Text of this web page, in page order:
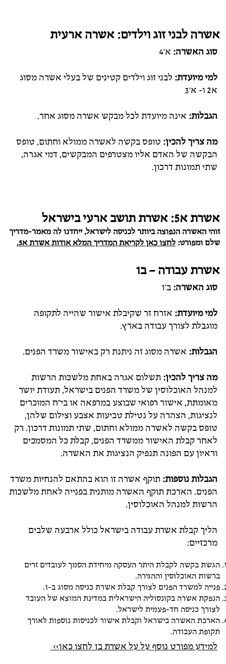
אשרה לבני זוג וילדים: אשרה ארעית
סוג האשרה: א'4
למי מיועדת: לבני זוג וילדים קטינים של בעלי אשרה מסוג
א2 ו- א'3
הגבלות: אינה מיועדת לכל מבקש אשרה מסוג אחר.
מה צריך להכין: טופס בקשה לאשרה ממולא וחתום, טופס
הבקשה של האדם אליו מצטרפים המבקשים, דמי אגרה,
שתי תמונות דרכון.
אשרת א5: אשרת תושב ארעי בישראל
זוהי האשרה הנפוצה ביותר לכניסה לישראל, ייחדנו לה מאמר-מדריך
שלם ומפורט: לחצו כאן לקריאת המדריך המלא אודות אשרת א5.
אשרת עבודה – ב1
סוג האשרה: ב'1
למי מיועדת: אזרח זר שקיבלת אישור שהייה לתקופה
מוגבלת לצורך עבודה בארץ.
הגבלות: אשרה מסוג זה ניתנת רק באישור משרד הפנים.
מה צריך להכין: תשלום אגרה באחת מלשכות הרשות
למנהל האוכלוסין של משרד הפנים בישראל, תעודת יושר
מאומתת, אישור רפואי שבוצע במרפאה או בי"ח המוכרים
לנציגות, הצהרה על נטילת טביעות אצבע וצילום שלהן,
טופס בקשה לאשרה ממולא וחתום, שתי תמונות דרכון. רק
לאחר קבלת האישור ממשרד הפנים, קבלת כל המסמכים
וראיון עם הפונה תנפיק הנציגות את האשרה.
הגבלות נוספות: תוקף אשרה זו הוא בהתאם להנחיות משרד
הפנים. הארכת תוקף האשרה מותנית בפנייה לאחת מלשכות
הרשות למנהל האוכלוסין.
הליך קבלת אשרת עבודה בישראל כולל ארבעה שלבים
מרכזיים:
הגשת בקשה לקבלת היתר העסקה מיחידת הסמך לעובדים זרים
ברשות האוכלוסין וההגירה.
פנייה למשרד הפנים לצורך קבלת אשרת כניסה מסוג ב-1.
הנפקת אשרה בקונסוליה הישראלית במדינת המוצא של העובד
לצורך כניסה חד-פעמית לישראל.
הארכת האשרה בישראל וקבלת אישור לכניסות נוספות לאורך
תקופת העבודה.
למידע מפורט נוסף על על אשרת ב1 לחצו כאן>>